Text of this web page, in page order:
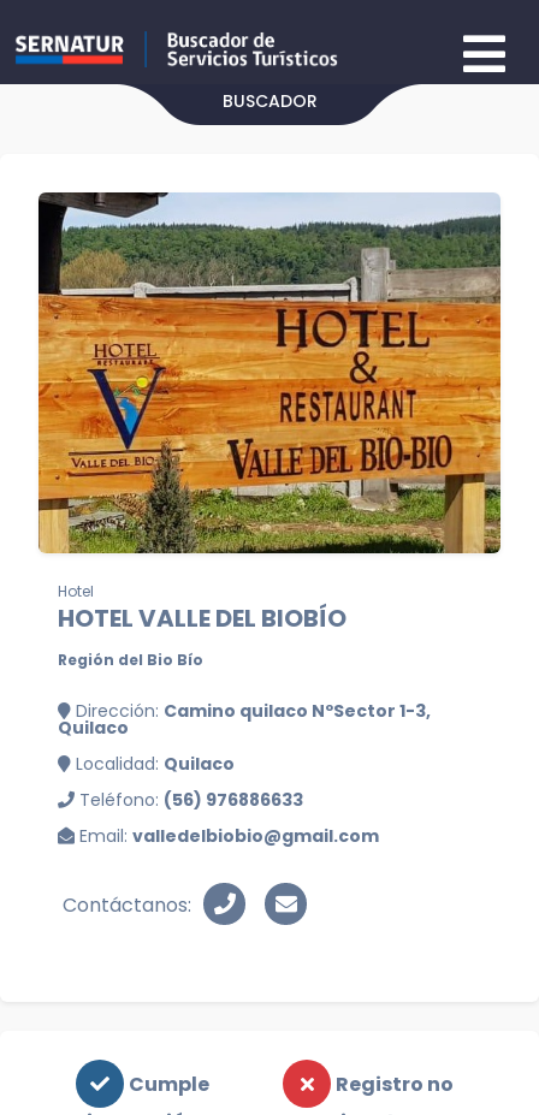
BUSCADOR
Hotel
HOTEL VALLE DEL BIOBÍO
Región del Bio Bío
Dirección: Camino quilaco NºSector 1-3,
Quilaco
Localidad: Quilaco
Teléfono: (56) 976886633
Email: valledelbiobio@gmail.com
Contáctanos:
Cumple
Registro no